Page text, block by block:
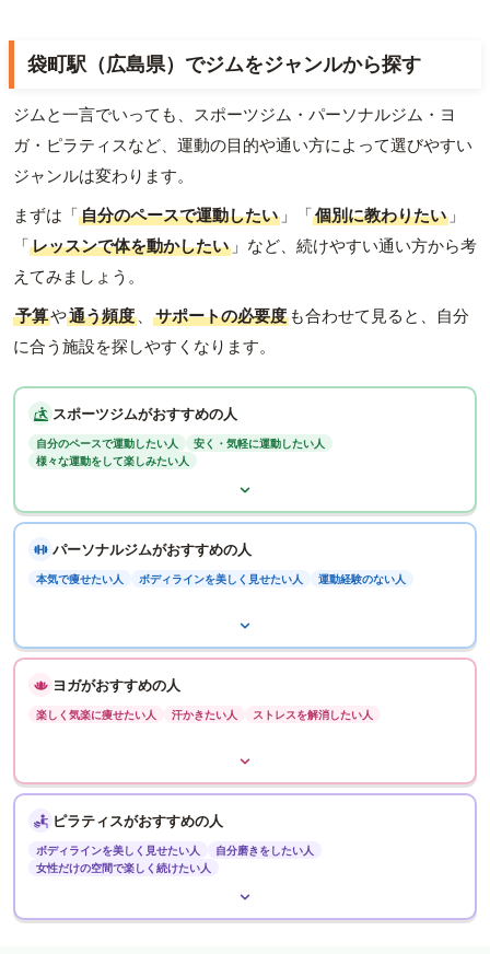
袋町駅（広島県）でジムをジャンルから探す
ジムと一言でいっても、スポーツジム・パーソナルジム・ヨ
ガ・ピラティスなど、運動の目的や通い方によって選びやすい
ジャンルは変わります。
まずは「自分のペースで運動したい 」「個別に教わりたい 」
「レッスンで体を動かしたい 」など、続けやすい通い方から考
えてみましょう。
予算や通う頻度 、 サポートの必要度 も合わせて見ると、自分
に合う施設を探しやすくなります。
スポーツジムがおすすめの人
自分のペースで運動したい人
安く・気軽に運動したい人
様々な運動をして楽しみたい人
パーソナルジムがおすすめの人
本気で痩せたい人 ボディラインを美しく見せたい人 運動経験のない人
ヨガがおすすめの人
楽しく気楽に痩せたい人 汗かきたい人 ストレスを解消したい人
ピラティスがおすすめの人
ボディラインを美しく見せたい人
自分磨きをしたい人
女性だけの空間で楽しく続けたい人